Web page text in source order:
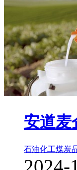
安道麦
石油化工煤炭